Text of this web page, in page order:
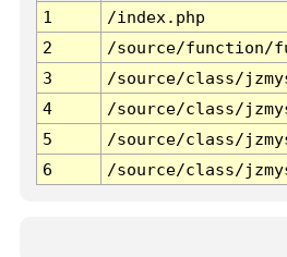
1
/index.php
2
/source/function/
3
/source/class/
4
/source/class/
5
/source/class/
6
/source/class/